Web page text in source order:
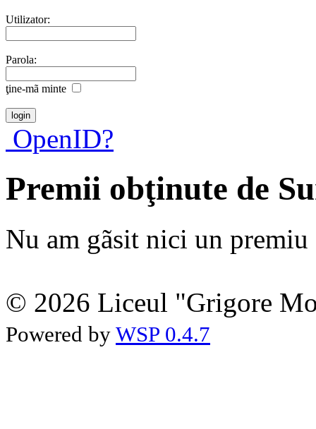
Utilizator:
Parola:
ţine-mã minte
OpenID?
Premii obţinute de
Nu am gãsit nici un premiu
© 2026 Liceul "Grigore
Powered by WSP 0.4.7